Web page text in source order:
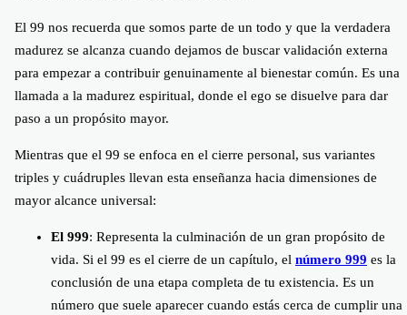
El 99 nos recuerda que somos parte de un todo y que la verdadera
madurez se alcanza cuando dejamos de buscar validación externa
para empezar a contribuir genuinamente al bienestar común. Es una
llamada a la madurez espiritual, donde el ego se disuelve para dar
paso a un propósito mayor.
Mientras que el 99 se enfoca en el cierre personal, sus variantes
triples y cuádruples llevan esta enseñanza hacia dimensiones de
mayor alcance universal:
El 999: Representa la culminación de un gran propósito de
vida. Si el 99 es el cierre de un capítulo, el número 999 es la
conclusión de una etapa completa de tu existencia. Es un
número que suele aparecer cuando estás cerca de cumplir una